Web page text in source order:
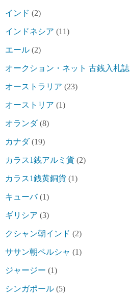
インド (2)
インドネシア (11)
エール (2)
オークション・ネット 古銭入札誌
オーストラリア (23)
オーストリア (1)
オランダ(8)
カナダ(19)
カラス1銭アルミ貨 (2)
カラス1銭黄銅貨 (1)
キューバ(1)
ギリシア (3)
クシャン朝インド (2)
ササン朝ペルシャ (1)
ジャージー (1)
シンガポール (5)